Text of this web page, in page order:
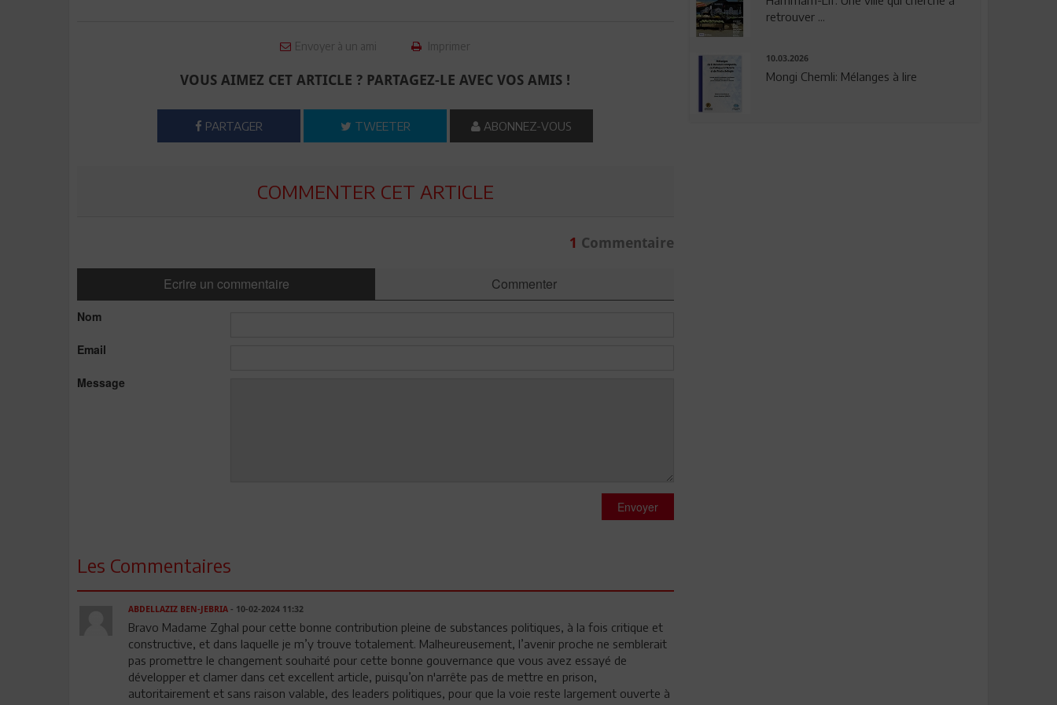
Envoyer à un ami Imprimer
VOUS AIMEZ CET ARTICLE ? PARTAGEZ-LE AVEC VOS AMIS !
PARTAGER TWEETER ABONNEZ-VOUS
COMMENTER CET ARTICLE
1 Commentaire
Ecrire un commentaire Commenter
Nom
Email
Message
Envoyer
Les Commentaires
ABDELLAZIZ BEN-JEBRIA- 10-02-2024 11:32
Bravo Madame Zghal pour cette bonne contribution pleine de substances politiques, à la fois critique et
constructive, et dans laquelle je m’y trouve totalement. Malheureusement, l’avenir proche ne semblerait
pas promettre le changement souhaité pour cette bonne gouvernance que vous avez essayé de
développer et clamer dans cet excellent article, puisqu’on n'arrête pas de mettre en prison,
autoritairement et sans raison valable, des leaders politiques, pour que la voie reste largement ouverte à
retrouver ...
10.03.2026
Mongi Chemli: Mélanges à lire